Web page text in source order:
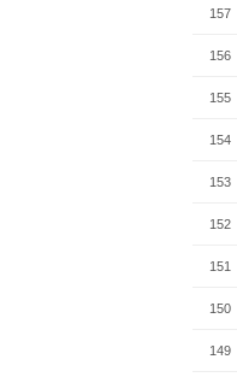
157
156
155
154
153
152
151
150
149